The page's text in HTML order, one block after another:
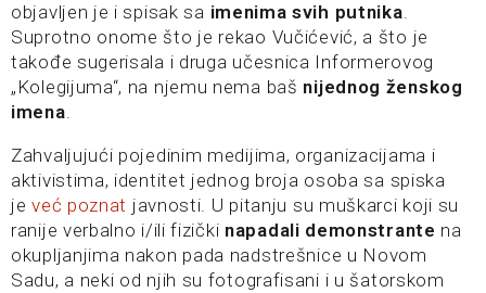
objavljen je i spisak sa imenima svih putnika.
Suprotno onome što je rekao Vučićević, a što je
takođe sugerisala i druga učesnica Informerovog
„Kolegijuma“, na njemu nema baš nijednog ženskog
imena.
Zahvaljujući pojedinim medijima, organizacijama i
aktivistima, identitet jednog broja osoba sa spiska
jeveć poznat javnosti. U pitanju su muškarci koji su
ranije verbalno i/ili fizički napadali demonstrante na
okupljanjima nakon pada nadstrešnice u Novom
Sadu, a neki od njih su fotografisani i u šatorskom